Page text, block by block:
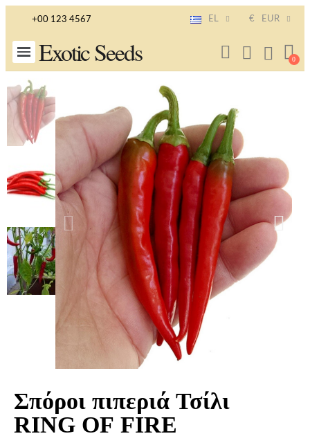
+00 123 4567 EL € EUR
Exotic Seeds
Σπόροι πιπεριά Τσίλι
RING OF FIRE